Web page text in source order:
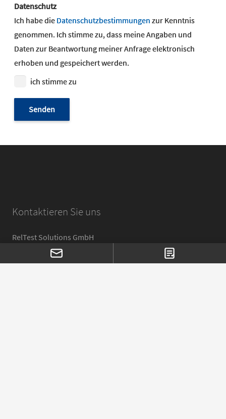
Datenschutz
Ich habe die Datenschutzbestimmungen zur Kenntnis
genommen. Ich stimme zu, dass meine Angaben und
Daten zur Beantwortung meiner Anfrage elektronisch
erhoben und gespeichert werden.
ich stimme zu
Kontaktieren Sie uns
RelTest Solutions GmbH
71083 Herrenberg